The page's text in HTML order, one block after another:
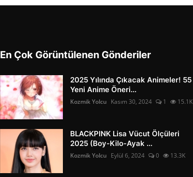
En Çok Görüntülenen Gönderiler
2025 Yılında Çıkacak Animeler! 55
Yeni Anime Öneri...
Kozmik Yolcu Kasım 30, 2024 1 15.1K
BLACKPINK Lisa Vücut Ölçüleri
2025 (Boy-Kilo-Ayak ...
Kozmik Yolcu Eylül 6, 2024 0 13.3K